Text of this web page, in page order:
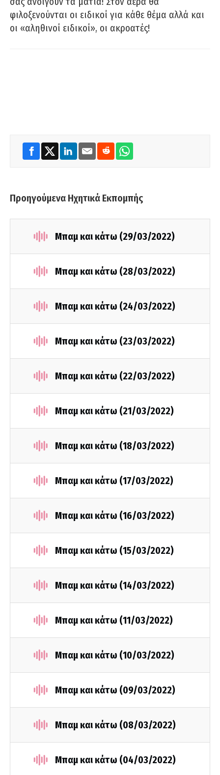
φιλοξενούνται οι ειδικοί για κάθε θέμα αλλά και
οι «αληθινοί ειδικοί», οι ακροατές!
Προηγούμενα Ηχητικά Εκπομπής
Μπαμ και κάτω (29/03/2022)
Μπαμ και κάτω (28/03/2022)
Μπαμ και κάτω (24/03/2022)
Μπαμ και κάτω (23/03/2022)
Μπαμ και κάτω (22/03/2022)
Μπαμ και κάτω (21/03/2022)
Μπαμ και κάτω (18/03/2022)
Μπαμ και κάτω (17/03/2022)
Μπαμ και κάτω (16/03/2022)
Μπαμ και κάτω (15/03/2022)
Μπαμ και κάτω (14/03/2022)
Μπαμ και κάτω (11/03/2022)
Μπαμ και κάτω (10/03/2022)
Μπαμ και κάτω (09/03/2022)
Μπαμ και κάτω (08/03/2022)
Μπαμ και κάτω (04/03/2022)